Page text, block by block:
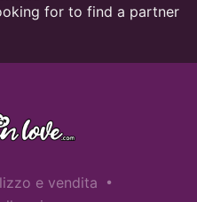
for to find a partner
e vendita •